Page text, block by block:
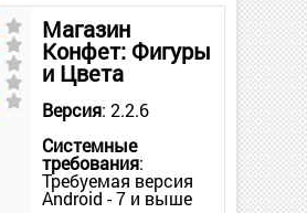
Магазин
Конфет: Фигуры
и Цвета
Версия: 2.2.6
Системные
требования:
Требуемая версия
Android - 7 и выше